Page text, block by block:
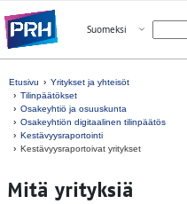
Valitse kieli
Suomeksi Avaa valikko
Etusivu
Yritykset ja yhteisöt
Tilinpäätökset
Osakeyhtiö ja osuuskunta
Osakeyhtiön digitaalinen tilinpäätös
Kestävyysraportointi
Kestävyysraportoivat yritykset
Mitä yri­tyk­siä